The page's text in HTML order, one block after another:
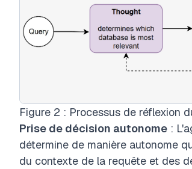
Figure 2 : Processus de réflexion
Prise de décision autonome :
détermine de manière autonome
du contexte de la requête et des